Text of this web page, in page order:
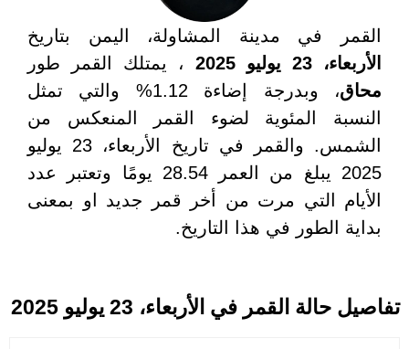
القمر في مدينة المشاولة، اليمن بتاريخ
الأربعاء، 23 يوليو 2025
، يمتلك القمر طور
محاق
، وبدرجة إضاءة 1.12% والتي تمثل
النسبة المئوية لضوء القمر المنعكس من
الشمس. والقمر في تاريخ الأربعاء، 23 يوليو
2025 يبلغ من العمر 28.54 يومًا وتعتبر عدد
الأيام التي مرت من أخر قمر جديد او بمعنى
بداية الطور في هذا التاريخ.
تفاصيل حالة القمر في الأربعاء، 23 يوليو 2025